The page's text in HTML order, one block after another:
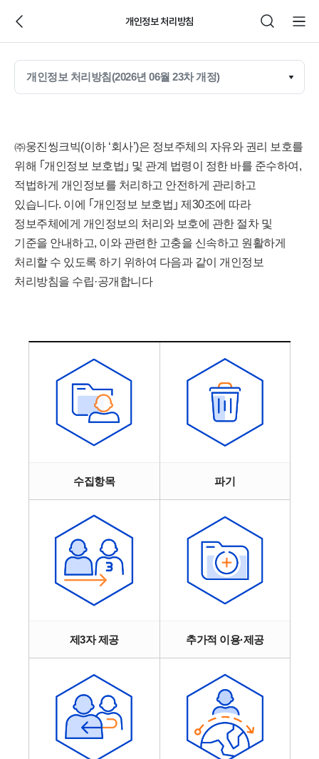
개인정보 처리방침
㈜웅진씽크빅(이하 ‘회사’)은 정보주체의 자유와 권리 보호를
위해 ｢개인정보 보호법｣ 및 관계 법령이 정한 바를 준수하여,
적법하게 개인정보를 처리하고 안전하게 관리하고
있습니다. 이에 ｢개인정보 보호법｣ 제30조에 따라
정보주체에게 개인정보의 처리와 보호에 관한 절차 및
기준을 안내하고, 이와 관련한 고충을 신속하고 원활하게
처리할 수 있도록 하기 위하여 다음과 같이 개인정보
처리방침을 수립·공개합니다
수집항목 파기
제3자 제공 추가적 이용·제공